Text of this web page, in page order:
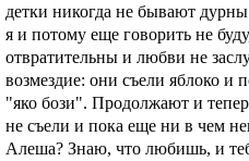
детки никогда не бывают
я и потому еще говорить не
отвратительны и любви не
возмездие: они съели яблоко и
"яко бози". Продолжают и
не съели и пока еще ни в чем
Алеша? Знаю, что любишь, и